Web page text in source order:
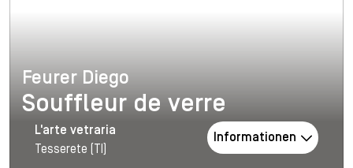
Feurer Diego
Feurer Diego
Souffleur de verre
L'arte vetraria
Tesserete (TI)
Informationen